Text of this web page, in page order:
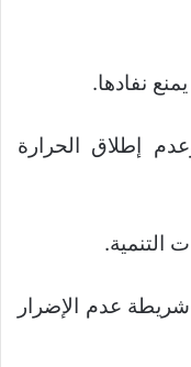
نفادها.
إطلاق الحرارة
التنمية.
عدم الإضرار